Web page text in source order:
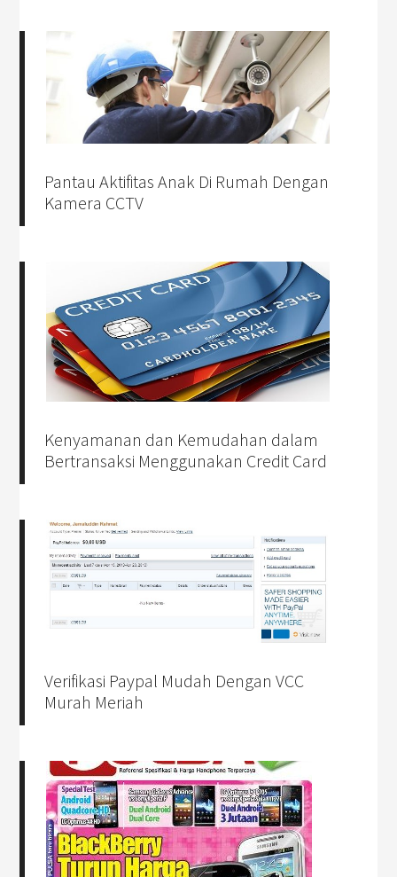
Pantau Aktifitas Anak Di Rumah Dengan
Kamera CCTV
Kenyamanan dan Kemudahan dalam
Bertransaksi Menggunakan Credit Card
Verifikasi Paypal Mudah Dengan VCC
Murah Meriah